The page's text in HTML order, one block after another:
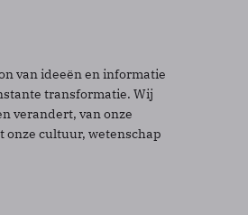
van ideeën en informatie
transformatie. Wij
verandert, van onze
onze cultuur, wetenschap